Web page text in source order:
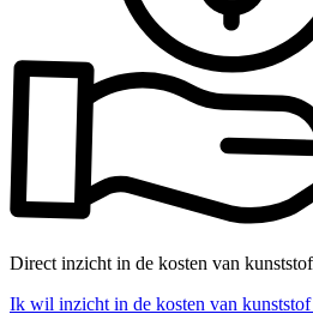
Direct inzicht in de kosten van
Ik wil inzicht in de kosten van